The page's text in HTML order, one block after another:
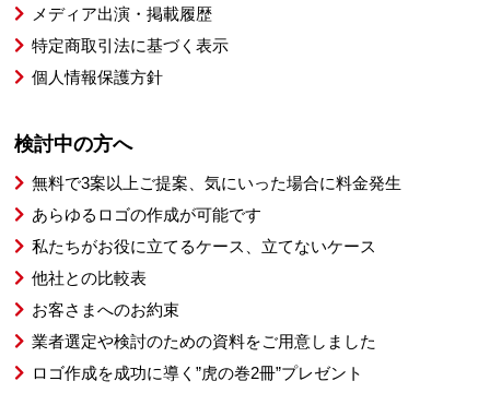
メディア出演・掲載履歴
特定商取引法に基づく表示
個人情報保護方針
検討中の方へ
無料で3案以上ご提案、気にいった場合に料金発生
あらゆるロゴの作成が可能です
私たちがお役に立てるケース、立てないケース
他社との比較表
お客さまへのお約束
業者選定や検討のための資料をご用意しました
ロゴ作成を成功に導く”虎の巻2冊”プレゼント